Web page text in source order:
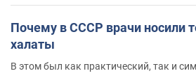
Почему в СССР врачи носили
халаты
В этом был как практический, так и